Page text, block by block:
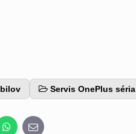
Servis OnePlus séria
WhatsApp
E-